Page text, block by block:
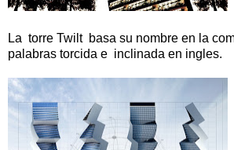
La torre Twilt basa su nombre en la
palabras torcida e inclinada en ingles.